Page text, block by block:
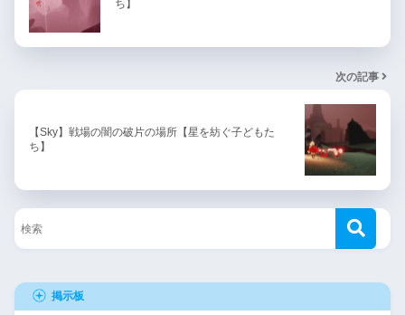
ち】
次の記事
【Sky】戦場の闇の破片の場所【星を紡ぐ子どもた
ち】
掲示板